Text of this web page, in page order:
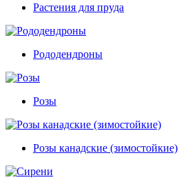
Растения для пруда
Рододендроны
Розы
Розы канадские (зимостойкие)